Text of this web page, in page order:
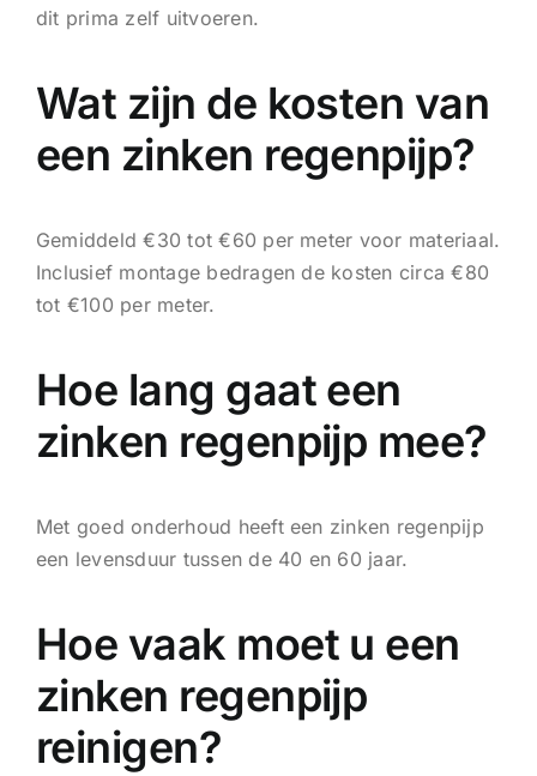
dit prima zelf uitvoeren.
Wat zijn de kosten van
een zinken regenpijp?
Gemiddeld €30 tot €60 per meter voor materiaal.
Inclusief montage bedragen de kosten circa €80
tot €100 per meter.
Hoe lang gaat een
zinken regenpijp mee?
Met goed onderhoud heeft een zinken regenpijp
een levensduur tussen de 40 en 60 jaar.
Hoe vaak moet u een
zinken regenpijp
reinigen?